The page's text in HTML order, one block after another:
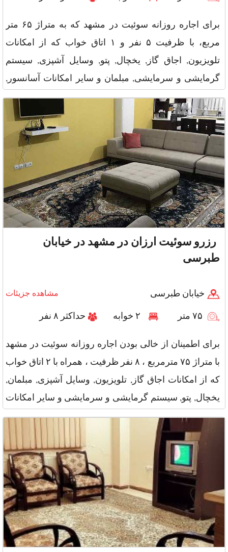
برای اجاره روزانه سوئیت در مشهد که به متراژ ۶۵ متر
مربع، با ظرفیت ۵ نفر و ۱ اتاق خواب که از امکانات
تلویزیون, اجاق گاز, یخچال, پتو, وسایل آشپزی, سیستم
گرمایشی و سرمایشی, مبلمان و سایر امکانات آسانسور,
Wi Fi, نگهبانی, ماک
رزرو سوئیت ارزان در مشهد در خیابان
طبرسی
خیابان طبرسی مشاهده جزیئات
حداکثر ۸ نفر
برای اطمینان از خالی بودن اجاره روزانه سوئیت در مشهد
با متراژ ۷۵ مترمربع ، ۸ نفر ظرفیت ، همراه با ۲ اتاق خواب
که از امکانات اجاق گاز, تلویزیون, وسایل آشپزی, مبلمان,
یخچال, پتو, سیستم گرمایشی و سرمایشی و سایر امکانات
جانب